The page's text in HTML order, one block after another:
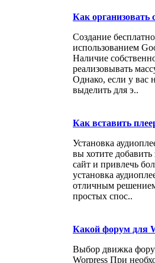
Как организовать
Создание
использованием
Наличие
реализовывать
Однако, если у вас
выделить для э..
Как вставить
Установка
вы хотите
сайт и привлечь
установка
отличным
простых спос..
Какой форум для
Выбор движка
Worpress При